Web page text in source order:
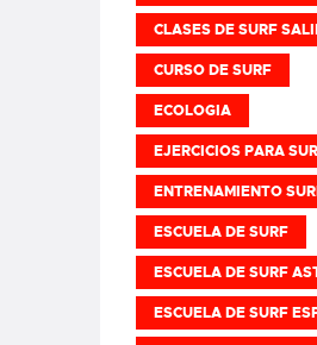
CLASES DE SURF
CURSO DE SURF
ECOLOGIA
EJERCICIOS PARA
ENTRENAMIENTO
ESCUELA DE SURF
ESCUELA DE SURF
ESCUELA DE SURF